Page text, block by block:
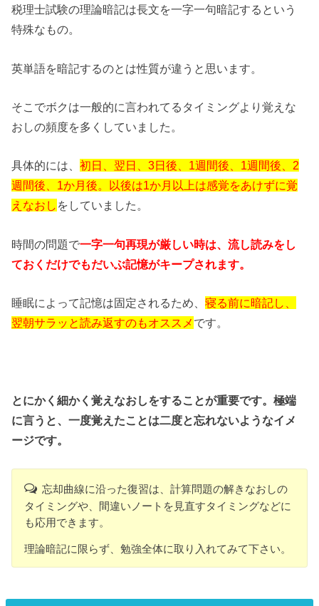
税理士試験の理論暗記は長文を一字一句暗記するという
特殊なもの。
英単語を暗記するのとは性質が違うと思います。
そこでボクは一般的に言われてるタイミングより覚えな
おしの頻度を多くしていました。
具体的には、初日、翌日、3日後、1週間後、1週間後、2
週間後、1か月後。以後は1か月以上は感覚をあけずに覚
えなおし をしていました。
時間の問題で一字一句再現が厳しい時は、流し読みをし
ておくだけでもだいぶ記憶がキープされます。
睡眠によって記憶は固定されるため、寝る前に暗記し、
翌朝サラッと読み返すのもオススメ です。
とにかく細かく覚えなおしをすることが重要です。極端
に言うと、一度覚えたことは二度と忘れないようなイメ
ージです。
忘却曲線に沿った復習は、計算問題の解きなおしの
タイミングや、間違いノートを見直すタイミングなどに
も応用できます。
理論暗記に限らず、勉強全体に取り入れてみて下さい。